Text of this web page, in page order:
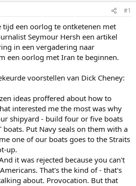
#1
tijd een oorlog te ontketenen met
Seymour Hersh een artikel
in een vergadering naar
een oorlog met Iran te beginnen.
voorstellen van Dick Cheney:
ideas proffered about how to
interested me the most was why
shipyard - build four or five boats
Put Navy seals on them with a
one of our boats goes to the Straits
up.
it was rejected because you can't
That's the kind of - that's
about. Provocation. But that